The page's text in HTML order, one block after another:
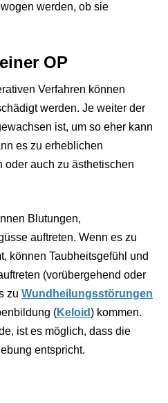
werden, ob sie
OP
Verfahren können
werden. Je weiter der
ist, um so eher kann
es zu erheblichen
oder auch zu ästhetischen
Blutungen,
auftreten. Wenn es zu
können Taubheitsgefühl und
(vorübergehend oder
zu Wundheilungsstörungen
(Keloid) kommen.
ist es möglich, dass die
entspricht.